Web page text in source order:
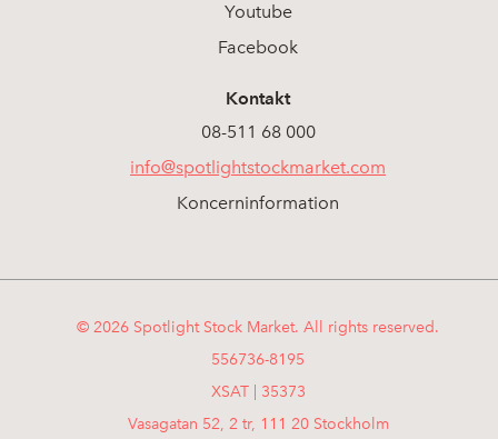
Youtube
Facebook
Kontakt
08-511 68 000
info@spotlightstockmarket.com
Koncerninformation
© 2026 Spotlight Stock Market. All rights reserved.
556736-8195
XSAT | 35373
Vasagatan 52, 2 tr, 111 20 Stockholm